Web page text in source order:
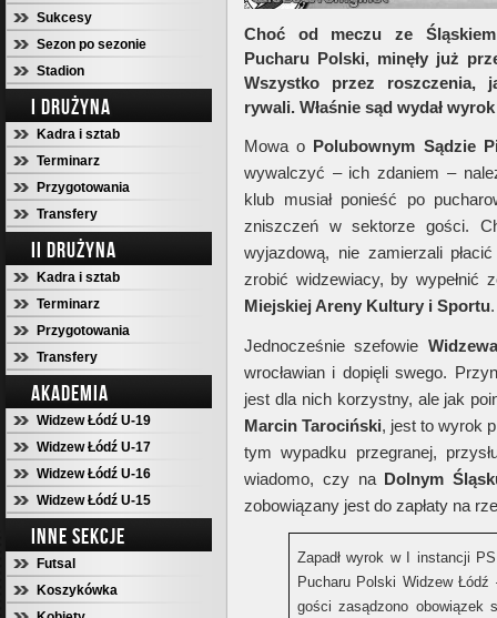
Sukcesy
Sezon po sezonie
Stadion
I DRUŻYNA
Kadra i sztab
Terminarz
Przygotowania
Transfery
II DRUŻYNA
Kadra i sztab
Terminarz
Przygotowania
Transfery
AKADEMIA
Widzew Łódź U-19
Widzew Łódź U-17
Widzew Łódź U-16
Widzew Łódź U-15
INNE SEKCJE
Futsal
Koszykówka
Choć od meczu ze
Pucharu Polski, minęły już
Wszystko przez roszczenia,
rywali. Właśnie sąd wydał
Mowa o Polubownym Sądzie
wywalczyć – ich zdaniem –
klub musiał ponieść po
zniszczeń w sektorze gości.
wyjazdową, nie zamierzali
zrobić widzewiacy, by wypełnić
Miejskiej Areny Kultury i Sportu.
Jednocześnie szefowie Widzewa
wrocławian i dopięli swego.
jest dla nich korzystny, ale jak
Marcin Tarociński, jest to wyrok
tym wypadku przegranej,
wiadomo, czy na Dolnym
zobowiązany jest do zapłaty na
Zapadł wyrok w I instancji
Pucharu Polski Widzew
gości zasądzono obowiązek